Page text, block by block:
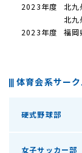
2023年度
北
北
2023年度
福岡
体育会系サー
硬式野球部
女子サッカー部